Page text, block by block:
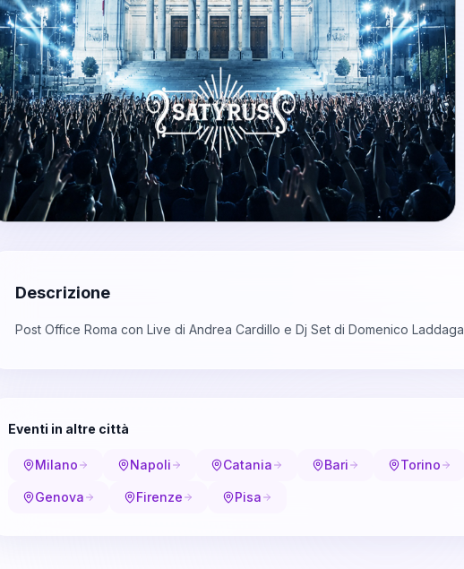
Descrizione
Post Office Roma con Live di Andrea Cardillo e Dj Set di Domenico Laddaga
Eventi in altre città
Milano Napoli Catania Bari Torino
Genova Firenze Pisa